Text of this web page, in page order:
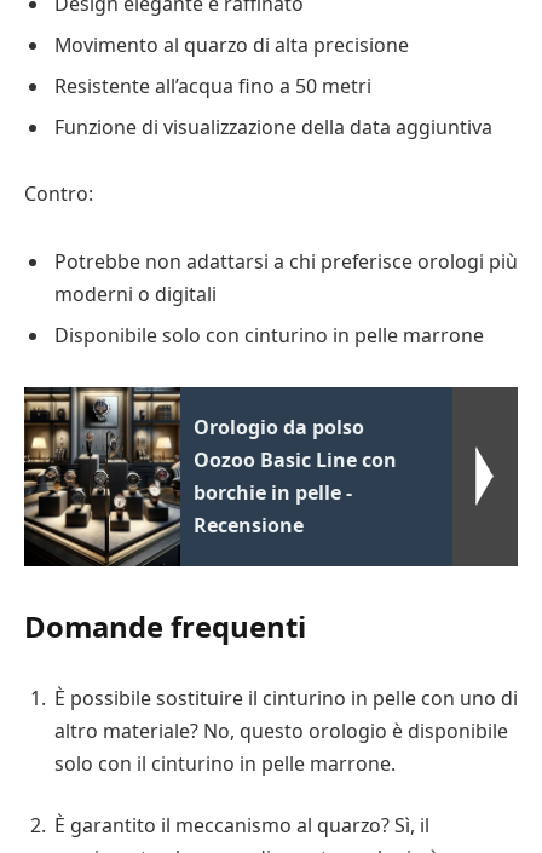
Movimento al quarzo di alta precisione
Resistente all’acqua fino a 50 metri
Funzione di visualizzazione della data aggiuntiva
Contro:
Potrebbe non adattarsi a chi preferisce orologi più
moderni o digitali
Disponibile solo con cinturino in pelle marrone
Orologio da polso
Oozoo Basic Line con
borchie in pelle -
Recensione
Domande frequenti
È possibile sostituire il cinturino in pelle con uno di
altro materiale? No, questo orologio è disponibile
solo con il cinturino in pelle marrone.
È garantito il meccanismo al quarzo? Sì, il